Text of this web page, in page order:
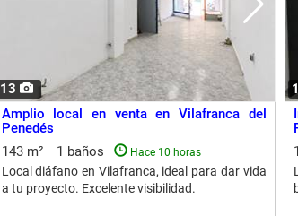
13
Amplio local en venta en Vilafranca del
Penedés
143 m²
1 baños Hace 10 horas
Local diáfano en Vilafranca, ideal para dar vida
a tu proyecto. Excelente visibilidad.